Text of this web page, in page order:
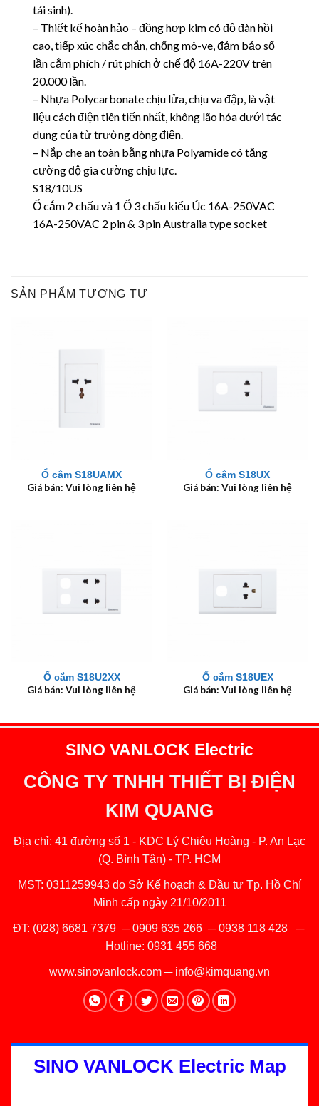
tái sinh).
– Thiết kế hoàn hảo – đồng hợp kim có độ đàn hồi
cao, tiếp xúc chắc chắn, chống mô-ve, đảm bảo số
lần cắm phích / rút phích ở chế độ 16A-220V trên
20.000 lần.
– Nhựa Polycarbonate chịu lửa, chịu va đập, là vật
liệu cách điện tiên tiến nhất, không lão hóa dưới tác
dụng của từ trường dòng điện.
– Nắp che an toàn bằng nhựa Polyamide có tăng
cường độ gia cường chịu lực.
S18/10US
Ổ cắm 2 chấu và 1 Ổ 3 chấu kiểu Úc 16A-250VAC
16A-250VAC 2 pin & 3 pin Australia type socket
SẢN PHẨM TƯƠNG TỰ
Ổ cắm S18UAMX
Giá bán: Vui lòng liên hệ
Ổ cắm S18UX
Giá bán: Vui lòng liên hệ
Ổ cắm S18U2XX
Giá bán: Vui lòng liên hệ
Ổ cắm S18UEX
Giá bán: Vui lòng liên hệ
SINO VANLOCK Electric
CÔNG TY TNHH THIẾT BỊ ĐIỆN
KIM QUANG
Địa chỉ: 41 đường số 1 - KDC Lý Chiêu Hoàng - P. An Lạc
(Q. Bình Tân) - TP. HCM
MST: 0311259943 do Sở Kế hoạch & Đầu tư Tp. Hồ Chí
Minh cấp ngày 21/10/2011
ĐT: (028) 6681 7379 ─0909 635 266─0938 118 428─
Hotline: 0931 455 668
www.sinovanlock.com ─ info@kimquang.vn
SINO VANLOCK Electric Map